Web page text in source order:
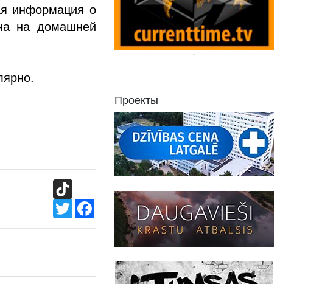
информация о
на домашней
TikTok
TwitterFacebook
'
Проекты